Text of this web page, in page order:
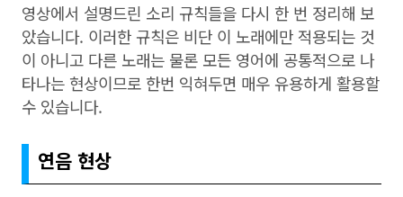
영상에서 설명드린 소리 규칙들을 다시 한 번 정리해 보
았습니다. 이러한 규칙은 비단 이 노래에만 적용되는 것
이 아니고 다른 노래는 물론 모든 영어에 공통적으로 나
타나는 현상이므로 한번 익혀두면 매우 유용하게 활용할
수 있습니다.
연음 현상